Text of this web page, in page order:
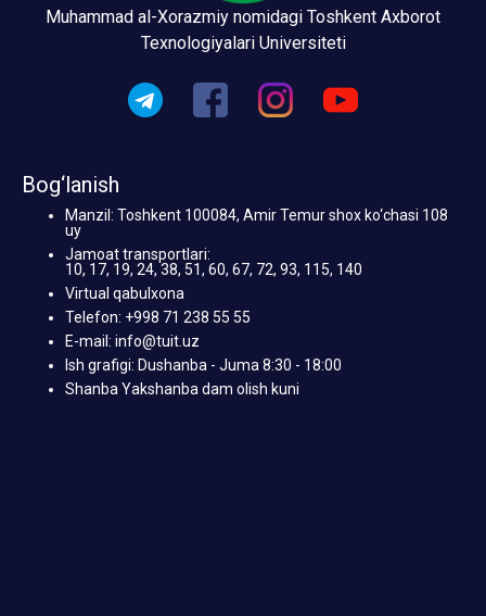
Muhammad al-Xorazmiy nomidagi Toshkent Axborot
Texnologiyalari Universiteti
Bog‘lanish
Manzil: Toshkent 100084, Amir Temur shox ko‘chasi 108
uy
Jamoat transportlari:
10, 17, 19, 24, 38, 51, 60, 67, 72, 93, 115, 140
Virtual qabulxona
Telefon: +998 71 238 55 55
E-mail: info@tuit.uz
Ish grafigi: Dushanba - Juma 8:30 - 18:00
Shanba Yakshanba dam olish kuni